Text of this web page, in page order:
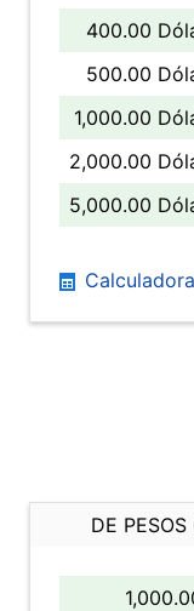
400.00
500.00
1,000.00
2,000.00
5,000.00
Calculadora
DE